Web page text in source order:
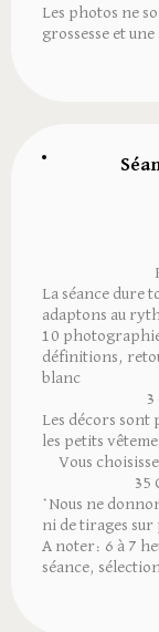
Les photos ne
grossesse et
La séance dure
adaptons au
10
définitions,
blanc
3
Les décors sont
les petits
Vous
35
*Nous ne
ni de tirages
A noter: 6 à 7
séance,